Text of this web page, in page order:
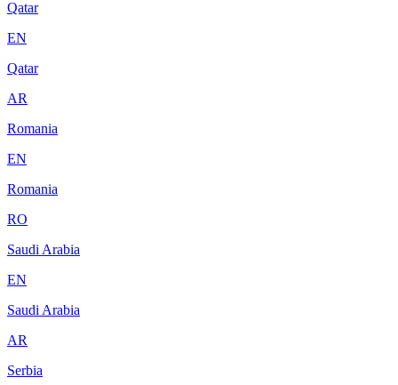
Qatar
EN
Qatar
AR
Romania
EN
Romania
RO
Saudi Arabia
EN
Saudi Arabia
AR
Serbia